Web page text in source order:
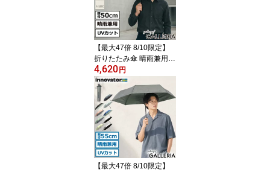
サイズ ストッパー TSA
ロック 3泊 4泊 38L Extre
me Journey Cabin INV5
0
【最大47倍 8/10限定】
折りたたみ傘 晴雨兼用
軽量 超軽量 メンズ レデ
ィース G1990 Wpc. 傘 日
傘 コンパクト 小さい ブ
ランド 遮光 完全遮光 UV
カット 100% UPF50+ 耐
水 防水 50cm ULTRA LIG
HT G11001-03
4,620 円
【最大47倍 8/10限定】